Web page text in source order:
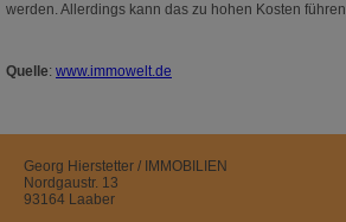
werden. Allerdings kann das zu hohen Kosten führen.
Quelle: www.immowelt.de
Georg Hierstetter / IMMOBILIEN
Nordgaustr. 13
93164 Laaber